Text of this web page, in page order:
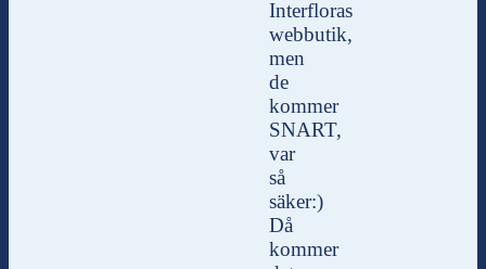
Interfloras
webbutik,
men
de
kommer
SNART,
var
så
säker:)
Då
kommer